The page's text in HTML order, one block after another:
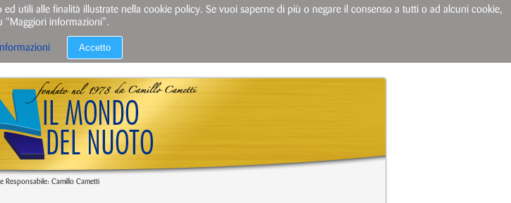
Responsabile: Camillo Cametti
utili alle finalità illustrate nella cookie policy. Se vuoi saperne di più o negare il consenso a tutti o ad alcuni cookie,
"Maggiori informazioni”.
Accetto